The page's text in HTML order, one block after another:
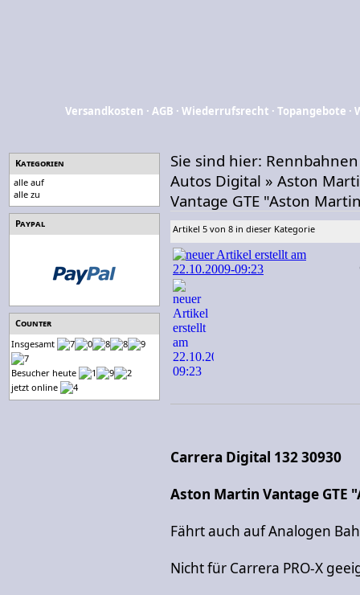
Versandkosten ·AGB ·Wiederrufsrecht ·Topangebote ·
Kategorien
alle auf
alle zu
Paypal
Counter
Insgesamt
Besucher heute
jetzt online
Sie sind hier: Rennbahnen
Autos Digital » Aston
Vantage GTE "Aston
Artikel 5 von 8 in dieser Kategorie
Carrera Digital 132 30930
Aston Martin Vantage GTE
Fährt auch auf Analogen
Nicht für Carrera PRO-X